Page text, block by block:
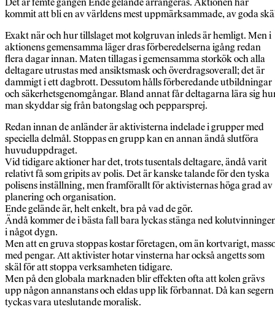
Det är femte gången Ende gelände arrangeras. Aktionen har
kommit att bli en av världens mest uppmärksammade, av goda
Exakt när och hur tillslaget mot kolgruvan inleds är hemligt. Men i
aktionens gemensamma läger dras förberedelserna igång redan
flera dagar innan. Maten tillagas i gemensamma storkök och alla
deltagare utrustas med ansiktsmask och överdragsoverall; det är
dammigt i ett dagbrott. Dessutom hålls förberedande utbildningar
och säkerhetsgenomgångar. Bland annat får deltagarna lära sig
man skyddar sig från batongslag och pepparsprej.
Redan innan de anländer är aktivisterna indelade i grupper med
speciella delmål. Stoppas en grupp kan en annan ändå slutföra
huvuduppdraget.
Vid tidigare aktioner har det, trots tusentals deltagare, ändå varit
relativt få som gripits av polis. Det är kanske talande för den tyska
polisens inställning, men framförallt för aktivisternas höga grad av
planering och organisation.
Ende gelände är, helt enkelt, bra på vad de gör.
Ändå kommer de i bästa fall bara lyckas stänga ned
i något dygn.
Men att en gruva stoppas kostar företagen, om än kortvarigt,
med pengar. Att aktivister hotar vinsterna har också angetts som
skäl för att stoppa verksamheten tidigare.
Men på den globala marknaden blir effekten ofta att kolen grävs
upp någon annanstans och eldas upp lik förbannat. Då kan segern
tyckas vara uteslutande moralisk.